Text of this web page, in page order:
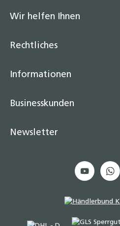
Wir helfen Ihnen
Rechtliches
Informationen
Businesskunden
Newsletter